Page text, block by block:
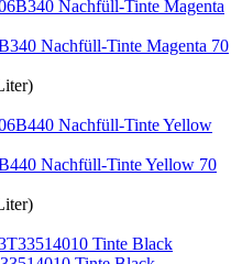
Nachfüll-Tinte Magenta 70
Nachfüll-Tinte Yellow 70